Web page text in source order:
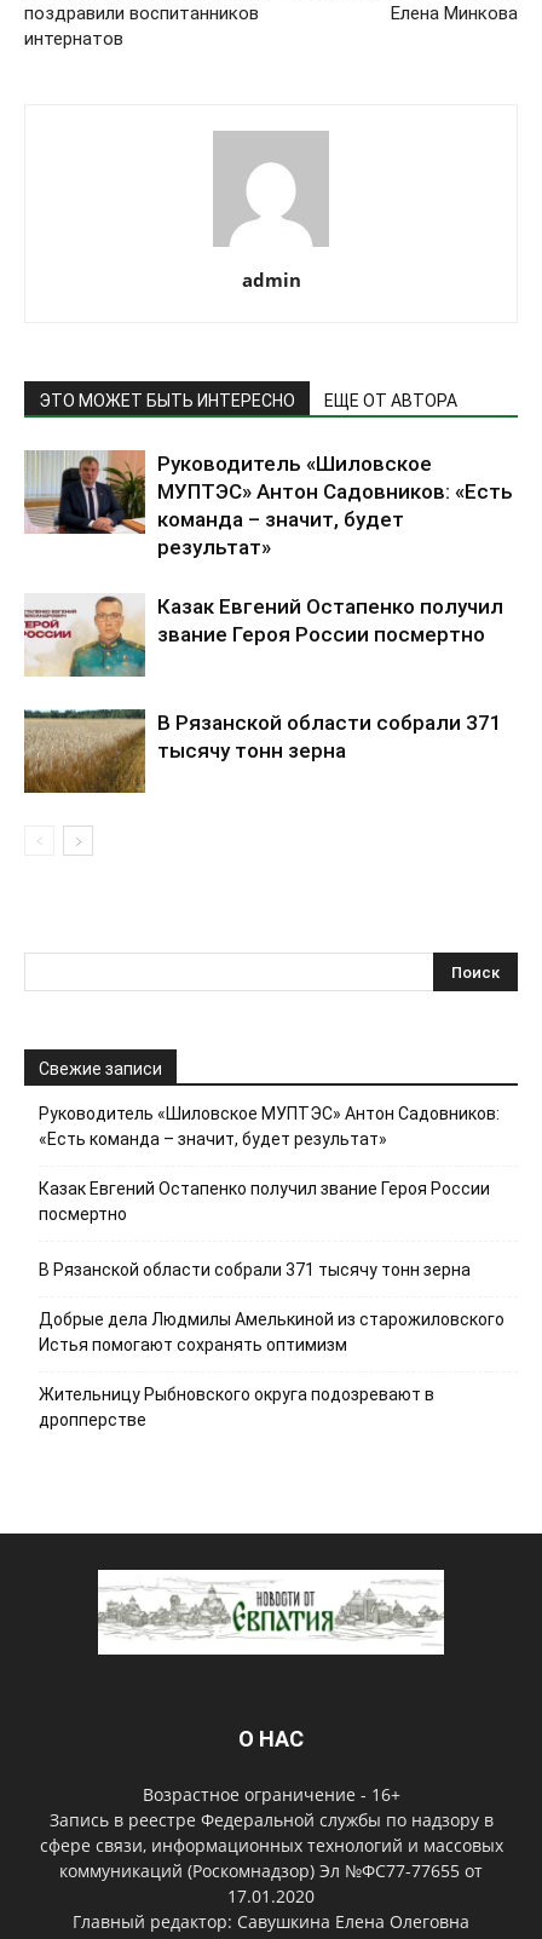
поздравили воспитанников
интернатов
Елена Минкова
admin
ЭТО МОЖЕТ БЫТЬ ИНТЕРЕСНО ЕЩЕ ОТ АВТОРА
Руководитель «Шиловское
МУПТЭС» Антон Садовников: «Есть
команда – значит, будет
результат»
Казак Евгений Остапенко получил
звание Героя России посмертно
В Рязанской области собрали 371
тысячу тонн зерна
Свежие записи
Руководитель «Шиловское МУПТЭС» Антон Садовников:
«Есть команда – значит, будет результат»
Казак Евгений Остапенко получил звание Героя России
посмертно
В Рязанской области собрали 371 тысячу тонн зерна
Добрые дела Людмилы Амелькиной из старожиловского
Истья помогают сохранять оптимизм
Жительницу Рыбновского округа подозревают в
дропперстве
О НАС
Возрастное ограничение - 16+
Запись в реестре Федеральной службы по надзору в
сфере связи, информационных технологий и массовых
коммуникаций (Роскомнадзор) Эл №ФС77-77655 от
17.01.2020
Главный редактор: Савушкина Елена Олеговна